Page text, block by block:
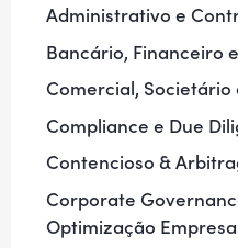
Administrativo e
Bancário, Financeiro
Comercial, Societário
Compliance e Due
Contencioso &
Corporate
Optimização